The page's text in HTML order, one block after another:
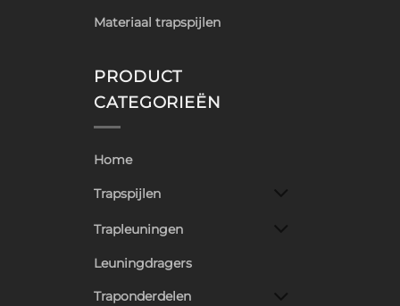
Materiaal trapspijlen
PRODUCT
CATEGORIEËN
Home
Trapspijlen
Trapleuningen
Leuningdragers
Traponderdelen